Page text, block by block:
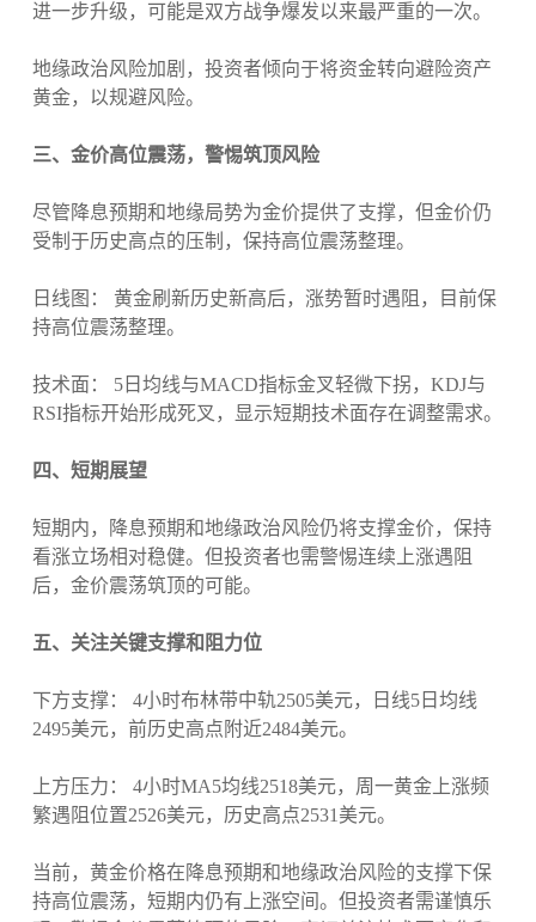
进一步升级，可能是双方战争爆发以来最严重的一次。
地缘政治风险加剧，投资者倾向于将资金转向避险资产
黄金，以规避风险。
三、金价高位震荡，警惕筑顶风险
尽管降息预期和地缘局势为金价提供了支撑，但金价仍
受制于历史高点的压制，保持高位震荡整理。
日线图： 黄金刷新历史新高后，涨势暂时遇阻，目前保
持高位震荡整理。
技术面： 5日均线与MACD指标金叉轻微下拐，KDJ与
RSI指标开始形成死叉，显示短期技术面存在调整需求。
四、短期展望
短期内，降息预期和地缘政治风险仍将支撑金价，保持
看涨立场相对稳健。但投资者也需警惕连续上涨遇阻
后，金价震荡筑顶的可能。
五、关注关键支撑和阻力位
下方支撑： 4小时布林带中轨2505美元，日线5日均线
2495美元，前历史高点附近2484美元。
上方压力： 4小时MA5均线2518美元，周一黄金上涨频
繁遇阻位置2526美元，历史高点2531美元。
当前，黄金价格在降息预期和地缘政治风险的支撑下保
持高位震荡，短期内仍有上涨空间。但投资者需谨慎乐